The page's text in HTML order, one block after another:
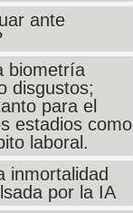
ante
biometría
disgustos;
para el
estadios como
laboral.
inmortalidad
por la IA